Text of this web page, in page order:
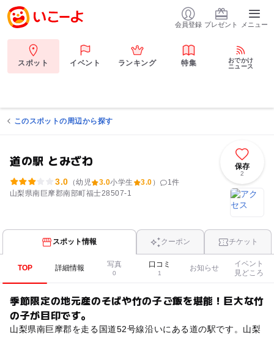
会員登録 プレゼント メニュー
スポット イベント ランキング 特集
おでかけ
ニュース
このスポットの周辺から探す
道の駅 とみざわ
3.0 （幼児 3.0小学生 3.0 ） 1件
山梨県南巨摩郡南部町福士28507-1
保存
2
スポット情報 クーポン チケット
TOP 詳細情報 写真
0
口コミ
1
お知らせ
イベント
見どころ
季節限定の地元産のそばや竹の子ご飯を堪能！巨大な竹
の子が目印です。
山梨県南巨摩郡を走る国道52号線沿いにある道の駅です。山梨